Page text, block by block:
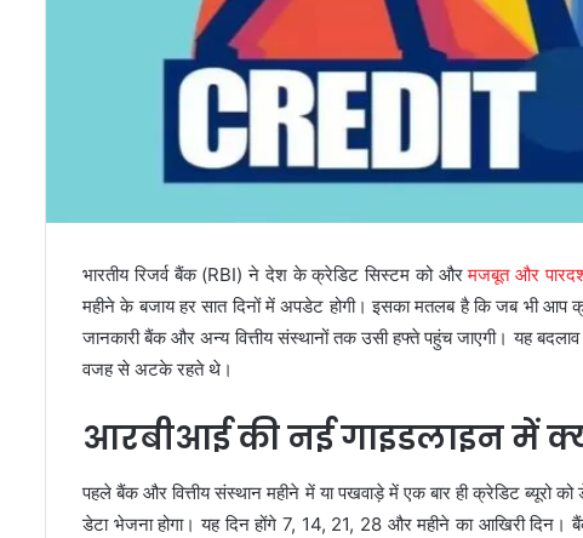
भारतीय रिजर्व बैंक (RBI) ने देश के क्रेडिट सिस्टम को औरमजबूत और
महीने के बजाय हर सात दिनों में अपडेट होगी। इसका मतलब है कि जब भी आप
जानकारी बैंक और अन्य वित्तीय संस्थानों तक उसी हफ्ते पहुंच जाएगी। यह
वजह से अटके रहते थे।
आरबीआई की नई गाइडलाइन में
पहले बैंक और वित्तीय संस्थान महीने में या पखवाड़े में एक बार ही क्रेडिट ब्यूरो
डेटा भेजना होगा। यह दिन होंगे 7, 14, 21, 28 और महीने का आखिरी